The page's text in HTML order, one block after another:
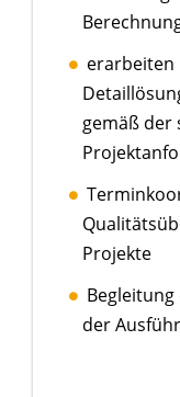
erarbeiten
gemäß der
Projekte
der